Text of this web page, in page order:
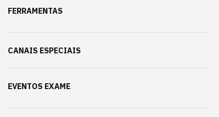
FERRAMENTAS
CANAIS ESPECIAIS
EVENTOS EXAME